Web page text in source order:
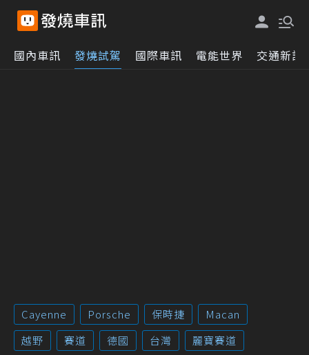
國內車訊 發燒試駕 國際車訊 電能世界 交通新訊
Cayenne Porsche 保時捷
Macan
越野
賽道 德國 台灣 麗寶賽道